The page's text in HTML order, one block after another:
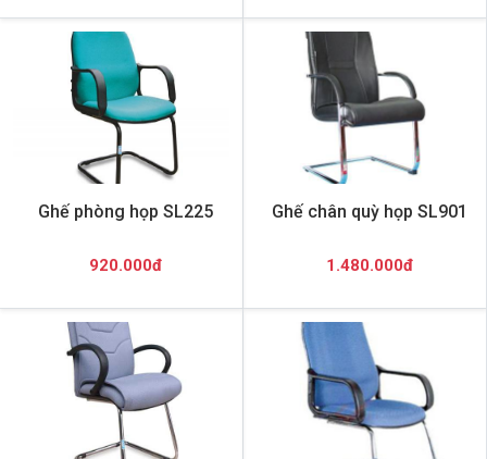
Ghế phòng họp SL225
920.000đ
Ghế chân quỳ họp SL901
1.480.000đ